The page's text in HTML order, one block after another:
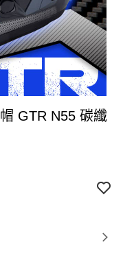
GTR N55 碳纖